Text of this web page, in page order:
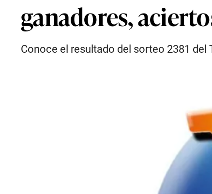
ganadores,
Conoce el resultado del sorteo 2381